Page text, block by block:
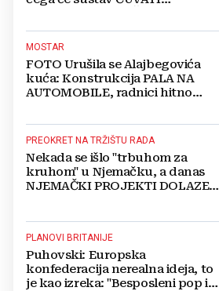
čak 12 mjeseci?
MOSTAR
FOTO Urušila se Alajbegovića
kuća: Konstrukcija PALA NA
AUTOMOBILE, radnici hitno
PREOKRET NA TRŽIŠTU RADA
Nekada se išlo "trbuhom za
kruhom" u Njemačku, a danas
NJEMAČKI PROJEKTI DOLAZE U
PLANOVI BRITANIJE
Puhovski: Europska
konfederacija nerealna ideja, to
je kao izreka: "Besposleni pop i